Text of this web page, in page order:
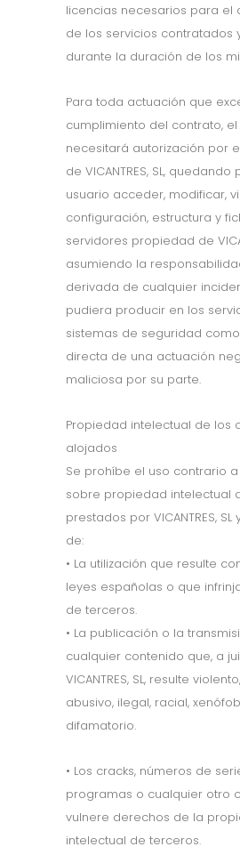
licencias necesarios para el
de los servicios contratados
durante la duración de los
Para toda actuación que
cumplimiento del contrato, el
necesitará autorización por
de VICANTRES, SL,
usuario acceder, modificar,
configuración, estructura y
servidores propiedad de
asumiendo la
derivada de cualquier
pudiera producir en los
sistemas de seguridad
directa de una actuación
maliciosa por su parte.
Propiedad intelectual de los
alojados
Se prohíbe el uso contrario
sobre propiedad intelectual
prestados por VICANTRES,
de:
• La utilización que resulte
leyes españolas o que
de terceros.
• La publicación o la
cualquier contenido que, a
VICANTRES, SL, resulte
abusivo, ilegal, racial,
difamatorio.
• Los cracks, números de
programas o cualquier otro
vulnere derechos de la
intelectual de terceros.